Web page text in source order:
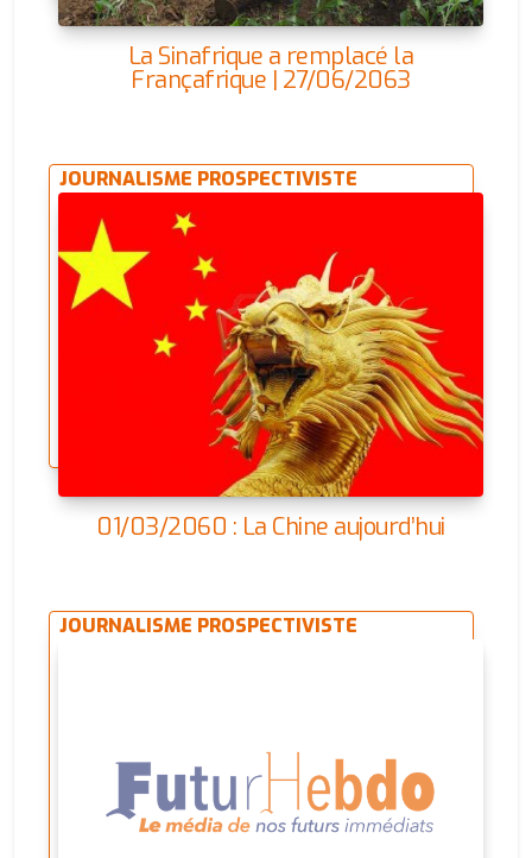
La Sinafrique a remplacé la
Françafrique | 27/06/2063
JOURNALISME PROSPECTIVISTE
01/03/2060 : La Chine aujourd’hui
JOURNALISME PROSPECTIVISTE